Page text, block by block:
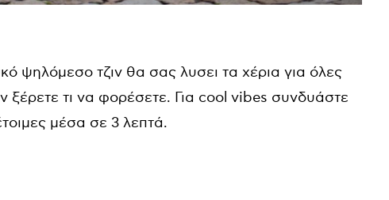
ψηλόμεσο τζιν θα σας λυσει τα χέρια για όλες
ξέρετε τι να φορέσετε. Για cool vibes συνδυάστε
μέσα σε 3 λεπτά.